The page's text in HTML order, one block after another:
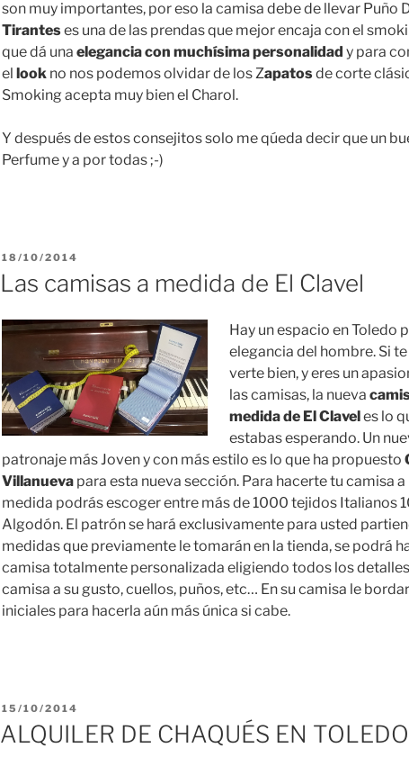
son muy importantes, por eso la camisa debe de llevar Puño
Tiranteses una de las prendas que mejor encaja con el
que dá una elegancia con muchísima personalidad y para
el lookno nos podemos olvidar de los Zapatosde corte
Smoking acepta muy bien el Charol.
Y después de estos consejitos solo me qúeda decir que un
Perfume y a por todas ;-)
PUBLICADO
EL
18/10/2014
Las camisas a medida de El Clavel
Hay unespacio en Toledo
elegancia del hombre. Si
verte bien, y eres un
las camisas, la nueva
medida de El Clavel es lo
estabas esperando. Un
patronaje más Joven y con más estilo es lo que ha propuesto
Villanuevapara esta nueva sección. Para hacerte tu camisa a
medida podrás escoger entre más de 1000 tejidos Italianos
Algodón. El patrón se hará exclusivamente para usted
medidas que previamente le tomarán en la tienda, se podrá
camisa totalmente personalizada eligiendo todos los
camisa a su gusto, cuellos, puños, etc… En su camisa le
iniciales para hacerla aún más única si cabe.
PUBLICADO
EL
15/10/2014
ALQUILER DE CHAQUÉS EN TOLEDO